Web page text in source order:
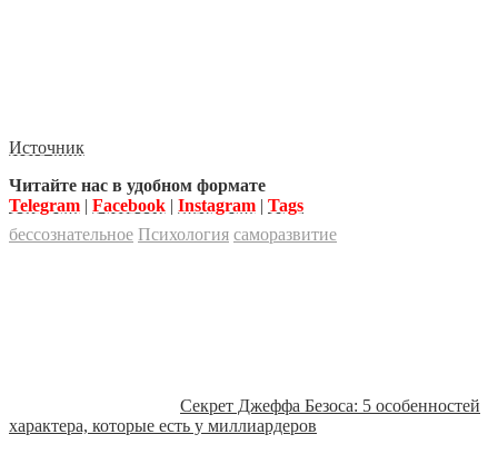
Источник
Читайте нас в удобном формате
Telegram | Facebook | Instagram | Tags
бессознательное Психология саморазвитие
Секрет Джеффа Безоса: 5 особенностей
характера, которые есть у миллиардеров